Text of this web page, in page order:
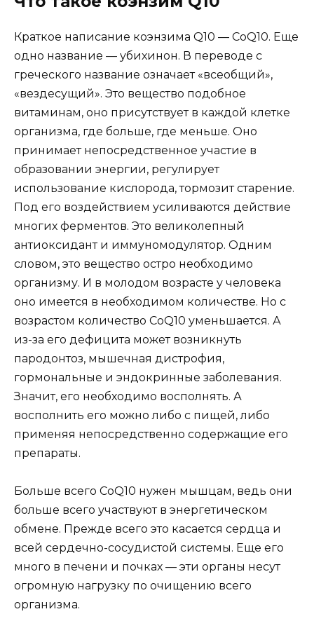
Краткое написание коэнзима Q10 — CoQ10. Еще
одно название — убихинон. В переводе с
греческого название означает «всеобщий»,
«вездесущий». Это вещество подобное
витаминам, оно присутствует в каждой клетке
организма, где больше, где меньше. Оно
принимает непосредственное участие в
образовании энергии, регулирует
использование кислорода, тормозит старение.
Под его воздействием усиливаются действие
многих ферментов. Это великолепный
антиоксидант и иммуномодулятор. Одним
словом, это вещество остро необходимо
организму. И в молодом возрасте у человека
оно имеется в необходимом количестве. Но с
возрастом количество CoQ10 уменьшается. А
из-за его дефицита может возникнуть
пародонтоз, мышечная дистрофия,
гормональные и эндокринные заболевания.
Значит, его необходимо восполнять. А
восполнить его можно либо с пищей, либо
применяя непосредственно содержащие его
препараты.
Больше всего CoQ10 нужен мышцам, ведь они
больше всего участвуют в энергетическом
обмене. Прежде всего это касается сердца и
всей сердечно-сосудистой системы. Еще его
много в печени и почках — эти органы несут
огромную нагрузку по очищению всего
организма.